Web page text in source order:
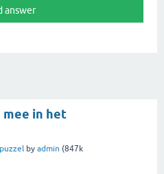
mee in het
puzzel by admin (847k